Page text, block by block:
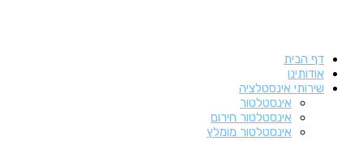
דף הבית
אודותינו
שירותי אינסטלציה
אינסטלטור
אינסטלטור חירום
אינסטלטור מומלץ